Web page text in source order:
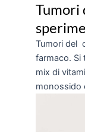
Tumori
Tumori del
farmaco. Si
mix di
monossido